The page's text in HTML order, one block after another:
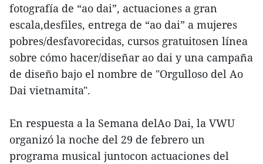
fotografía de “ao dai”, actuaciones a gran
escala,desfiles, entrega de “ao dai” a mujeres
pobres/desfavorecidas, cursos gratuitosen línea
sobre cómo hacer/diseñar ao dai y una campaña
de diseño bajo el nombre de "Orgulloso del Ao
Dai vietnamita".
En respuesta a la Semana delAo Dai, la VWU
organizó la noche del 29 de febrero un
programa musical juntocon actuaciones del